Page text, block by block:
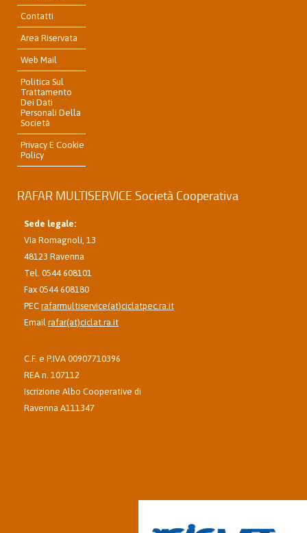
Contatti
Area Riservata
Web Mail
Politica Sul
Trattamento
Dei Dati
Personali Della
Società
Privacy E Cookie
Policy
RAFAR MULTISERVICE Società Cooperativa
Sede legale:
Via Romagnoli, 13
48123 Ravenna
Tel. 0544 608101
Fax 0544 608180
PEC rafarmultiservice(at)ciclatpec.ra.it
Email rafar(at)ciclat.ra.it
C.F. e P.IVA 00907710396
REA n. 107112
Iscrizione Albo Cooperative di
Ravenna A111347